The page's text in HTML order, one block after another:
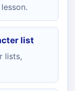
list
lists,